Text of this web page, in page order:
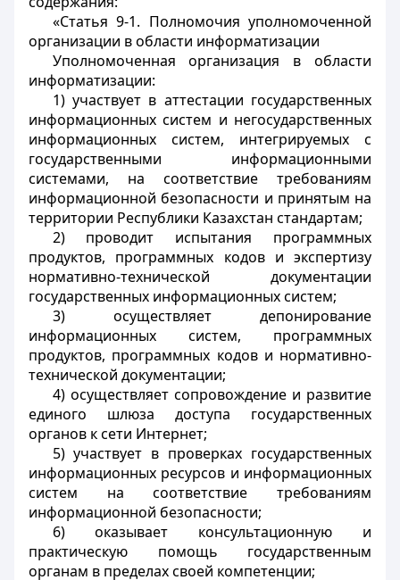
«Статья 9-1. Полномочия уполномоченной
организации в области информатизации
Уполномоченная организация в области
информатизации:
1) участвует в аттестации государственных
информационных систем и негосударственных
информационных систем, интегрируемых с
государственными информационными
системами, на соответствие требованиям
информационной безопасности и принятым на
территории Республики Казахстан стандартам;
2) проводит испытания программных
продуктов, программных кодов и экспертизу
нормативно-технической документации
государственных информационных систем;
3) осуществляет депонирование
информационных систем, программных
продуктов, программных кодов и нормативно-
технической документации;
4) осуществляет сопровождение и развитие
единого шлюза доступа государственных
органов к сети Интернет;
5) участвует в проверках государственных
информационных ресурсов и информационных
систем на соответствие требованиям
информационной безопасности;
6) оказывает консультационную и
практическую помощь государственным
органам в пределах своей компетенции;